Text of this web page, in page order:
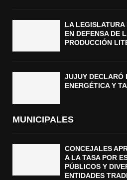
LA
EN DEFENSA DE
PRODUCCIÓN
JUJUY DECLARÓ
ENERGÉTICA Y
MUNICIPALES
CONCEJALES
A LA TASA POR
PÚBLICOS Y
ENTIDADES